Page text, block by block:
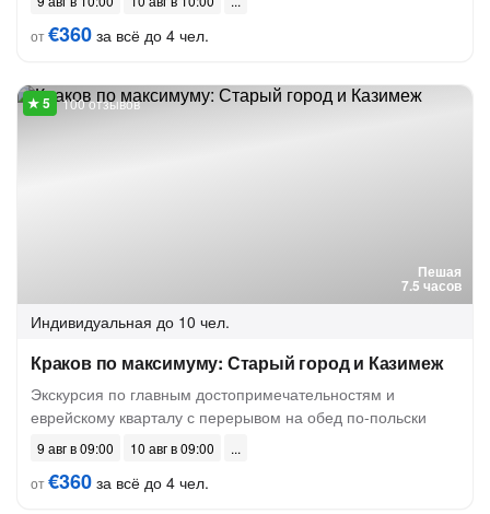
от€360 за всё до 4 чел.
Пешая
7.5 часов
100 отзывов
Индивидуальная до 10 чел.
Краков по максимуму: Старый город и Казимеж
Экскурсия по главным достопримечательностям и
еврейскому кварталу с перерывом на обед по-польски
9 авг в 09:00
10 авг в 09:00
от€360 за всё до 4 чел.